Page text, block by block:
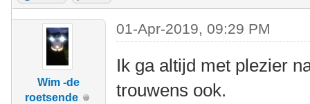
Wim -de
roetsende
01-Apr-2019, 09:29 PM
Ik ga altijd met plezier
trouwens ook.